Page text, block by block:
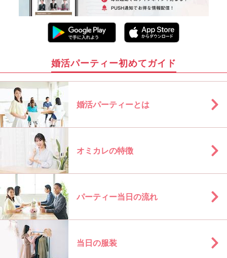
婚活パーティー初めてガイド
婚活パーティーとは
オミカレの特徴
パーティー当日の流れ
当日の服装